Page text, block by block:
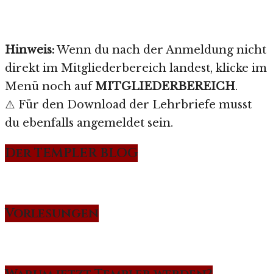
Hinweis:Wenn du nach der Anmeldung nicht
direkt im Mitgliederbereich landest, klicke im
Menü noch aufMITGLIEDERBEREICH.
⚠️ Für den Download der Lehrbriefe musst
du ebenfalls angemeldet sein.
Der TEMPLER BLOG
Vorlesungen